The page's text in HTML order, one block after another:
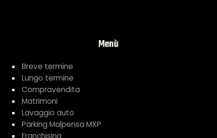
Menù
Breve termine
Lungo termine
Compravendita
Matrimoni
Lavaggio auto
Parking Malpensa MXP
Franchising